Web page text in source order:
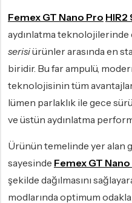
Femex GT Nano Pro HIR2
aydınlatma teknolojilerinde
serisiürünler arasında en
biridir. Bu far ampulü,
teknolojisinin tüm
lümen parlaklık ile gece
ve üstün aydınlatma
Ürünün temelinde yer alan
sayesinde Femex GT
şekilde dağılmasını
modlarında optimum